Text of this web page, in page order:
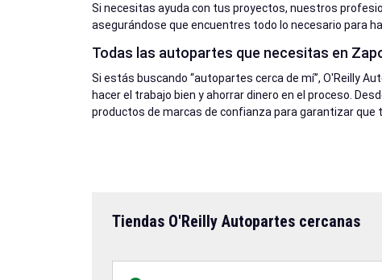
Si necesitas ayuda con tus proyectos, nuestros
asegurándose que encuentres todo lo necesario para
Todas las autopartes que necesitas en
Si estás buscando “autopartes cerca de mí”, O'Reilly
hacer el trabajo bien y ahorrar dinero en el proceso.
productos de marcas de confianza para garantizar que
Tiendas O'Reilly Autopartes cercanas